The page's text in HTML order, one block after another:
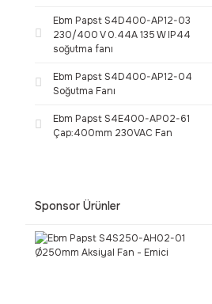
Ebm Papst S4D400-AP12-03
230/400 V 0.44A 135 W IP44
soğutma fanı
Ebm Papst S4D400-AP12-04
Soğutma Fanı
Ebm Papst S4E400-AP02-61
Çap:400mm 230VAC Fan
Sponsor Ürünler